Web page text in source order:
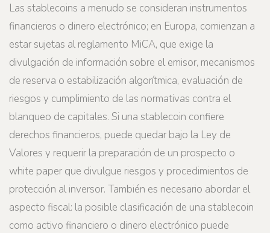
Las stablecoins a menudo se consideran instrumentos
financieros o dinero electrónico; en Europa, comienzan a
estar sujetas al reglamento MiCA, que exige la
divulgación de información sobre el emisor, mecanismos
de reserva o estabilización algorítmica, evaluación de
riesgos y cumplimiento de las normativas contra el
blanqueo de capitales. Si una stablecoin confiere
derechos financieros, puede quedar bajo la Ley de
Valores y requerir la preparación de un prospecto o
white paper que divulgue riesgos y procedimientos de
protección al inversor. También es necesario abordar el
aspecto fiscal: la posible clasificación de una stablecoin
como activo financiero o dinero electrónico puede